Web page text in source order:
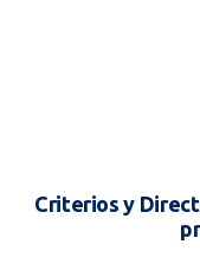
Criterios y